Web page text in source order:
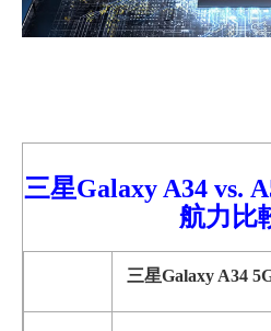
三星Galaxy A34 vs.
航力比
三星Galaxy A34